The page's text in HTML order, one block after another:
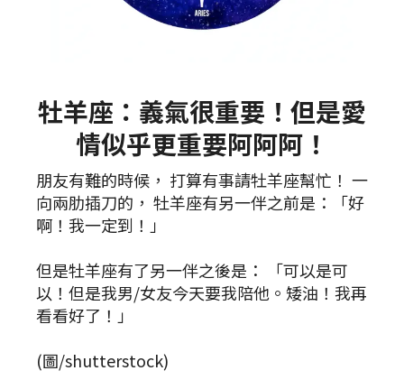
牡羊座：義氣很重要！但是愛
情似乎更重要阿阿阿！
朋友有難的時候， 打算有事請牡羊座幫忙！ 一
向兩肋插刀的， 牡羊座有另一伴之前是：「好
啊！我一定到！」
但是牡羊座有了另一伴之後是： 「可以是可
以！但是我男/女友今天要我陪他。矮油！我再
看看好了！」
(圖/shutterstock)